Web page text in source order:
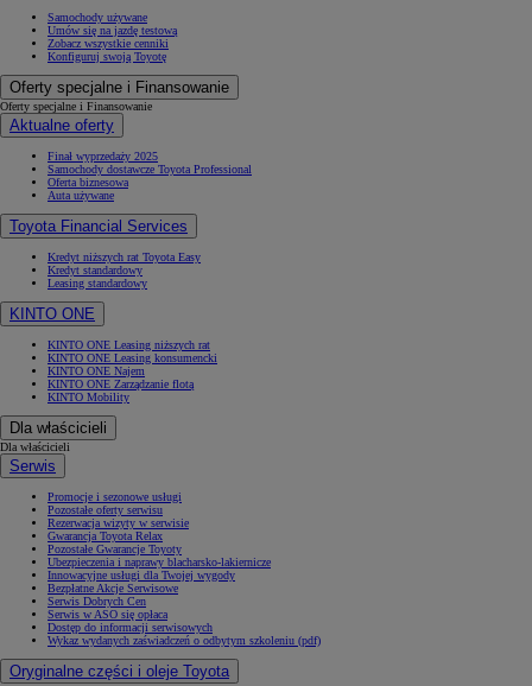
Samochody używane
Umów się na jazdę testową
Zobacz wszystkie cenniki
Konfiguruj swoją Toyotę
Oferty specjalne i Finansowanie
Oferty specjalne i Finansowanie
Aktualne oferty
Finał wyprzedaży 2025
Samochody dostawcze Toyota Professional
Oferta biznesowa
Auta używane
Toyota Financial Services
Kredyt niższych rat Toyota Easy
Kredyt standardowy
Leasing standardowy
KINTO ONE
KINTO ONE Leasing niższych rat
KINTO ONE Leasing konsumencki
KINTO ONE Najem
KINTO ONE Zarządzanie flotą
KINTO Mobility
Dla właścicieli
Dla właścicieli
Serwis
Promocje i sezonowe usługi
Pozostałe oferty serwisu
Rezerwacja wizyty w serwisie
Gwarancja Toyota Relax
Pozostałe Gwarancje Toyoty
Ubezpieczenia i naprawy blacharsko-lakiernicze
Innowacyjne usługi dla Twojej wygody
Bezpłatne Akcje Serwisowe
Serwis Dobrych Cen
Serwis w ASO się opłaca
Dostęp do informacji serwisowych
Wykaz wydanych zaświadczeń o odbytym szkoleniu (pdf)
Oryginalne części i oleje Toyota